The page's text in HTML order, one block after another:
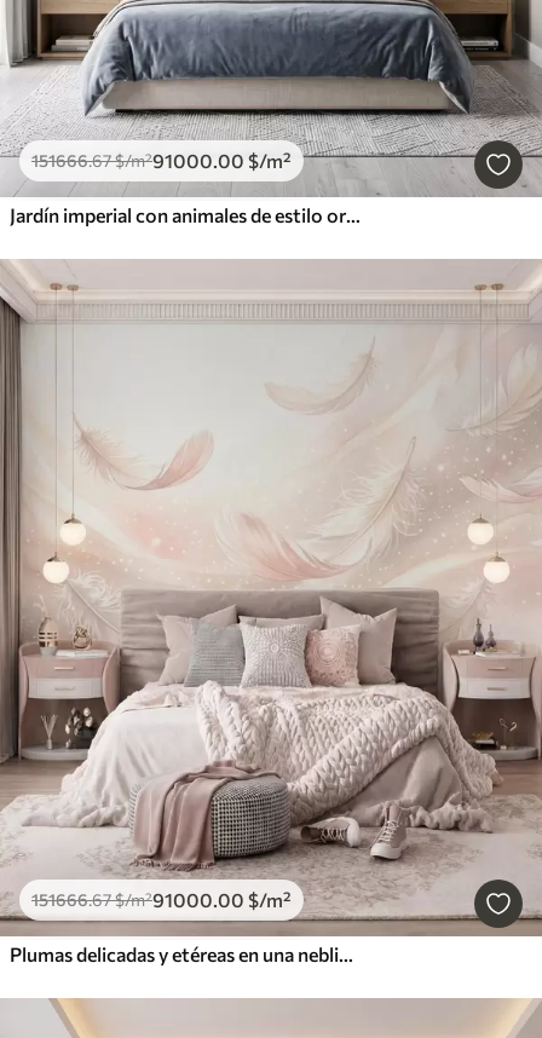
151666.67$/m²91000.00 $/m²
Jardín imperial con animales de estilo oriental: mono, leopardo, tigre, pavo real y garza
151666.67$/m²91000.00 $/m²
Plumas delicadas y etéreas en una neblina de color rosa melocotón con destellos